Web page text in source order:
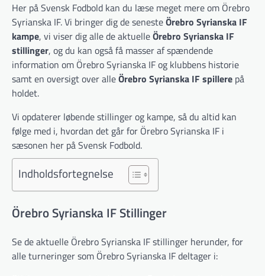
Her på Svensk Fodbold kan du læse meget mere om Örebro
Syrianska IF. Vi bringer dig de senesteÖrebro Syrianska IF
kampe, vi viser dig alle de aktuelleÖrebro Syrianska IF
stillinger, og du kan også få masser af spændende
information om Örebro Syrianska IF og klubbens historie
samt en oversigt over alleÖrebro Syrianska IF spillere på
holdet.
Vi opdaterer løbende stillinger og kampe, så du altid kan
følge med i, hvordan det går for Örebro Syrianska IF i
sæsonen her på Svensk Fodbold.
Indholdsfortegnelse
Örebro Syrianska IF Stillinger
Se de aktuelle Örebro Syrianska IF stillinger herunder, for
alle turneringer som Örebro Syrianska IF deltager i: